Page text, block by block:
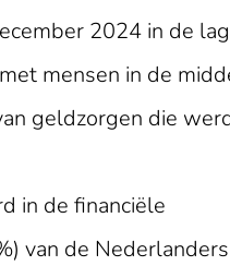
2024 in de
mensen in de
geldzorgen die
in de financiële
van de